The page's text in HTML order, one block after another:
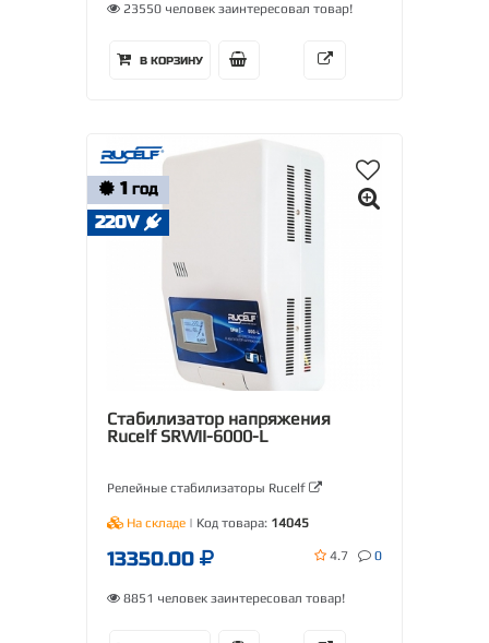
23550 человек заинтересовал товар!
В КОРЗИНУ
1 ГОД
220V
Стабилизатор напряжения
Rucelf SRWII-6000-L
Релейные стабилизаторы Rucelf
На складе | Код товара: 14045
13350.00 4.7 0
8851 человек заинтересовал товар!